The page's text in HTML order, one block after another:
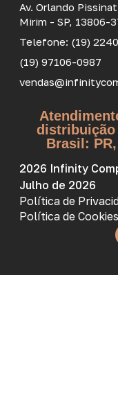
Av. Orlando
Mirim - SP, 13806-
Telefone: (19)
(19) 97106-0987
distribuição
Brasil: PR,
2026 Infinity
Julho de 2026
Política de
Política de Cookies